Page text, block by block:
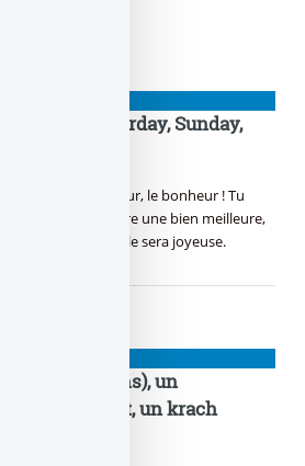
then Saturday, Sunday,
vendredi ! Le bon jour, le bonheur ! Tu
Pour en prendre une bien meilleure,
Rien de mieux, elle sera joyeuse.
(78 ans), un
le début, un krach